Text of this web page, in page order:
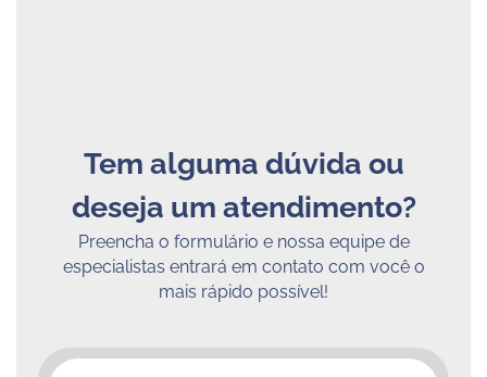
Tem alguma dúvida ou
deseja um atendimento?
Preencha o formulário e nossa equipe de
especialistas entrará em contato com você o
mais rápido possível!